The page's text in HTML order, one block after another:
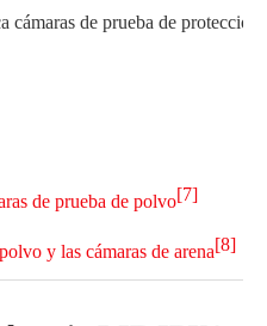
de prueba de
de prueba de polvo[7]
y las cámaras de arena[8]